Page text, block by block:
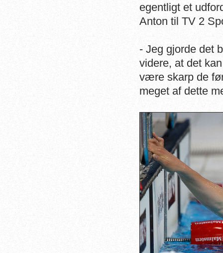
egentligt et
Anton til TV 2
- Jeg gjorde det
videre, at det
være skarp de
meget af dette